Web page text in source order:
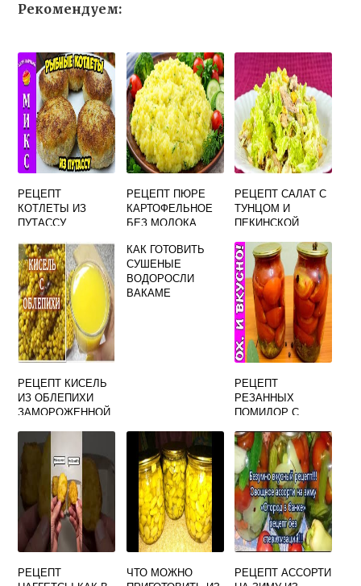
Рекомендуем:
РЕЦЕПТ
КОТЛЕТЫ ИЗ
ПУТАССУ
РЕЦЕПТ ПЮРЕ
КАРТОФЕЛЬНОЕ
БЕЗ МОЛОКА
РЕЦЕПТ САЛАТ С
ТУНЦОМ И
ПЕКИНСКОЙ
РЕЦЕПТ КИСЕЛЬ
ИЗ ОБЛЕПИХИ
ЗАМОРОЖЕННОЙ
КАК ГОТОВИТЬ
СУШЕНЫЕ
ВОДОРОСЛИ
ВАКАМЕ
РЕЦЕПТ
РЕЗАННЫХ
ПОМИДОР С
ЗИМУ В БАНКАХ
РЕЦЕПТ
ЧТО МОЖНО
РЕЦЕПТ АССОРТИ